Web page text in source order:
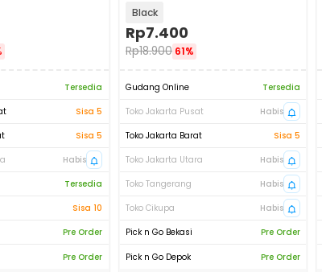
Tersedia
Sisa 5
Sisa 5
Habis
Tersedia
Sisa 10
Pre Order
Pre Order
Black
Rp7.400
Rp18.900 61%
Gudang Online
Tersedia
Toko Jakarta Pusat
Habis
Toko Jakarta Barat
Sisa 5
Toko Jakarta Utara
Habis
Toko Tangerang
Habis
Toko Cikupa
Habis
Pick n Go Bekasi
Pre Order
Pick n Go Depok Pre Order